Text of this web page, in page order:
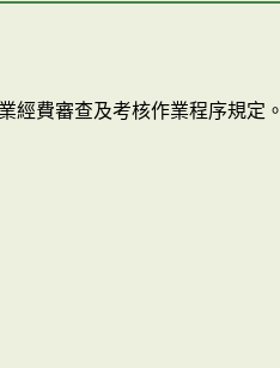
經費審查及考核作業程序規定。